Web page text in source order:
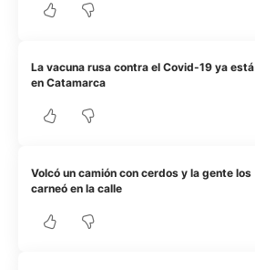
La vacuna rusa contra el Covid-19 ya está
en Catamarca
Volcó un camión con cerdos y la gente los
carneó en la calle